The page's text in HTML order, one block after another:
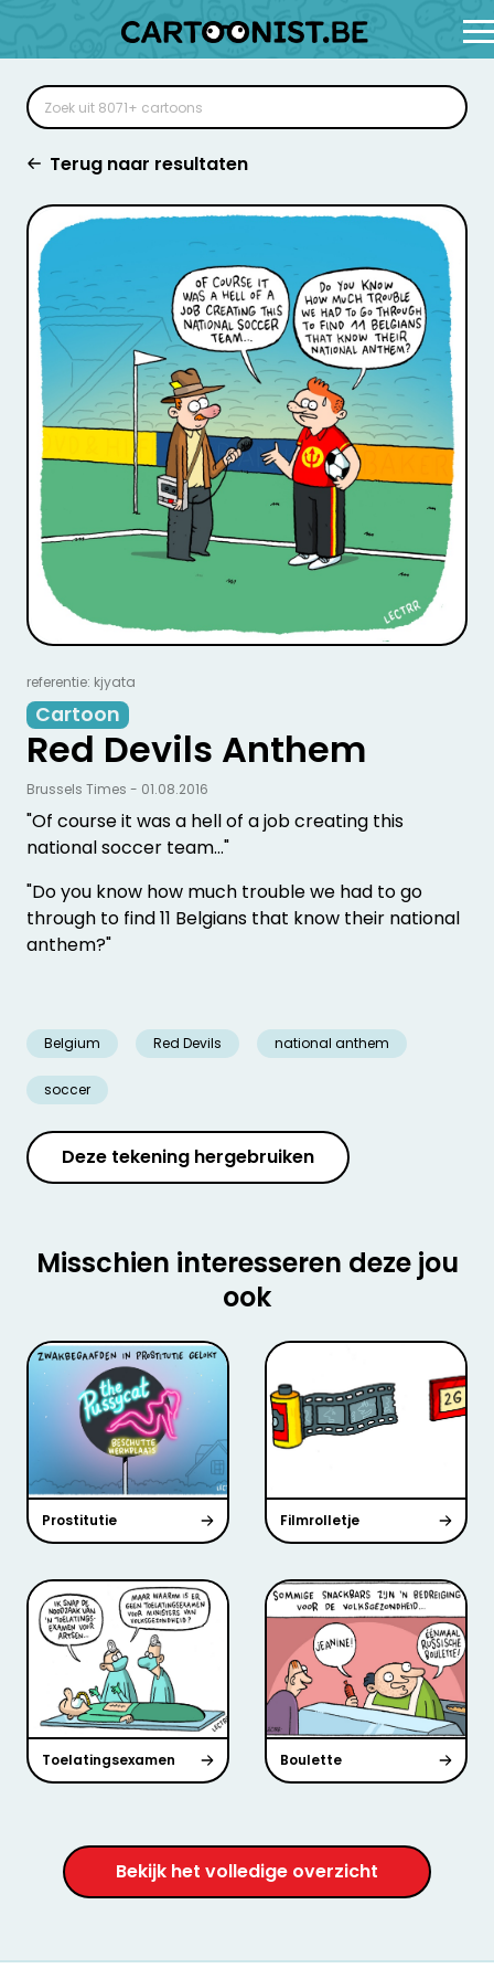
Terug naar resultaten
referentie: kjyata
Cartoon
Red Devils Anthem
"Of course it was a hell of a job creating this
national soccer team…"
"Do you know how much trouble we had to go
through to find 11 Belgians that know their national
anthem?"
Belgium Red Devils national anthem
soccer
Brussels Times - 01.08.2016
Deze tekening hergebruiken
Misschien interesseren deze jou
ook
Prostitutie Filmrolletje
Toelatingsexamen Boulette
Bekijk het volledige overzicht